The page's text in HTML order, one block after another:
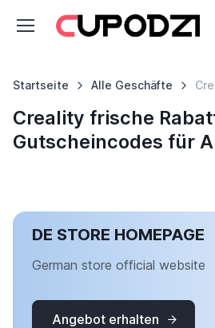
Startseite Alle Geschäfte
Creality frische
Gutscheincodes für
DE STORE HOMEPAGE
German store official website
Angebot erhalten